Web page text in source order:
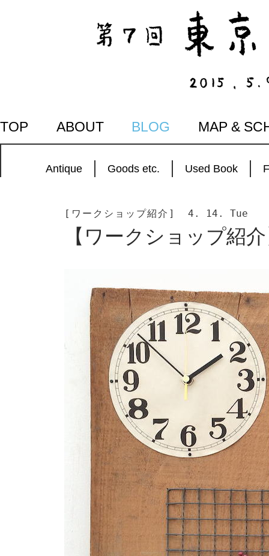
TOP ABOUT BLOG MAP &
Antique Goods etc. Used Book
[ワークショップ紹介] 4. 14. Tue
【ワークショップ紹